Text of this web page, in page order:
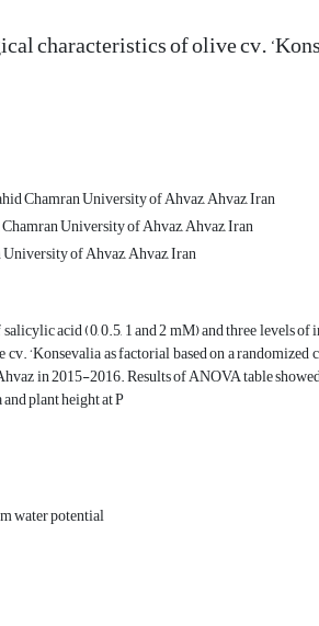
characteristics of olive cv.
Chamran University of Ahvaz, Ahvaz, Iran
University of Ahvaz, Ahvaz, Iran
of Ahvaz, Ahvaz, Iran
acid (0, 0.5, 1 and 2 mM) and three levels
‘Konsevalia as factorial based on a
in 2015-2016. Results of ANOVA table
plant height at P
water potential